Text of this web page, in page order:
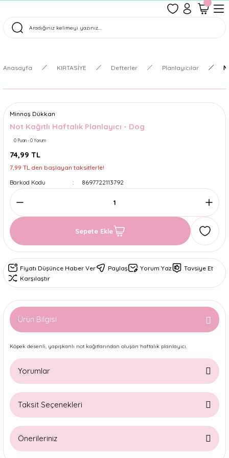
Tüm Siparişler Aynı Gün Kargoda!
Anasayfa KIRTASİYE Defterler Planlayıcılar
Minnoş Dükkan
Not Kağıtlı Haftalık Planlayıcı - Dog
0 Puan - 0 Yorum
74,99 TL
7,99 TL den başlayan taksitlerle!
Barkod Kodu
8697722113792
Sepete Ekle
Fiyatı Düşünce Haber Ver Paylaş Yorum Yaz
Tavsiye Et
Karşılaştır
Ürün Bilgisi
Köpek desenli, yapışkanlı not kağıtlarından oluşan haftalık planlayıcı.
Yorumlar
Taksit Seçenekleri
Önerileriniz